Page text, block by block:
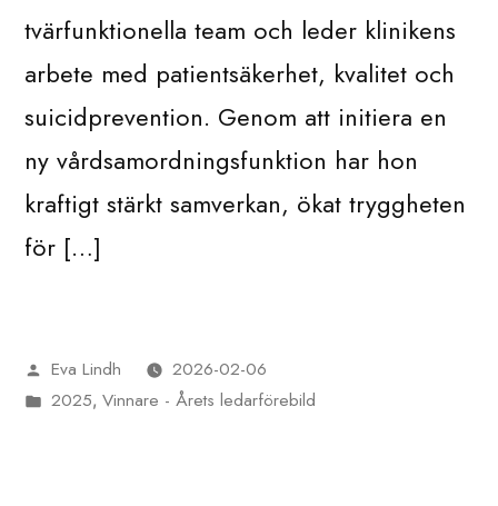
tvärfunktionella team och leder klinikens
arbete med patientsäkerhet, kvalitet och
suicidprevention. Genom att initiera en
ny vårdsamordningsfunktion har hon
kraftigt stärkt samverkan, ökat tryggheten
för […]
Publicerat
av
Eva Lindh 2026-02-06
Publicerat
2025, Vinnare - Årets ledarförebild